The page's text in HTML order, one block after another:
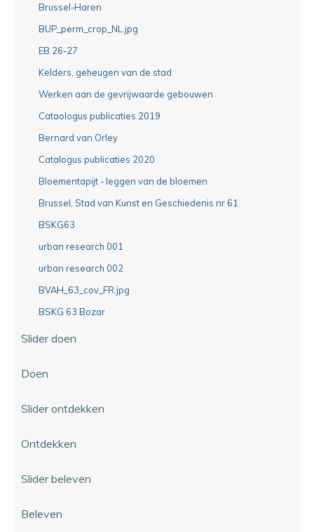
Brussel-Haren
BUP_perm_crop_NL.jpg
EB 26-27
Kelders, geheugen van de stad
Werken aan de gevrijwaarde gebouwen
Cataologus publicaties 2019
Bernard van Orley
Catalogus publicaties 2020
Bloementapijt - leggen van de bloemen
Brussel, Stad van Kunst en Geschiedenis nr 61
BSKG63
urban research 001
urban research 002
BVAH_63_cov_FR.jpg
BSKG 63 Bozar
Slider doen
Doen
Slider ontdekken
Ontdekken
Slider beleven
Beleven